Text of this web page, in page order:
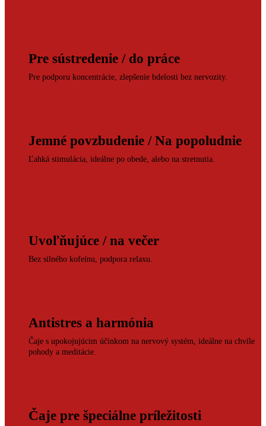
Pre sústredenie / do práce
Pre podporu koncentrácie, zlepšenie bdelosti bez nervozity.
Jemné povzbudenie / Na popoludnie
Ľahká stimulácia, ideálne po obede, alebo na stretnutia.
Uvoľňujúce / na večer
Bez silného kofeínu, podpora relaxu.
Antistres a harmónia
Čaje s upokojujúcim účinkom na nervový systém, ideálne na chvíle
pohody a meditácie.
Čaje pre špeciálne príležitosti